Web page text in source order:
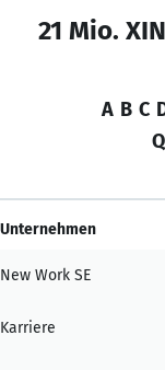
21 Mio.
A B C
Q
Unternehmen
New Work SE
Karriere